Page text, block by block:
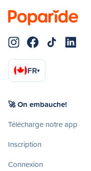
FR▾
🚀 On embauche!
Télécharge notre app
Inscription
Connexion